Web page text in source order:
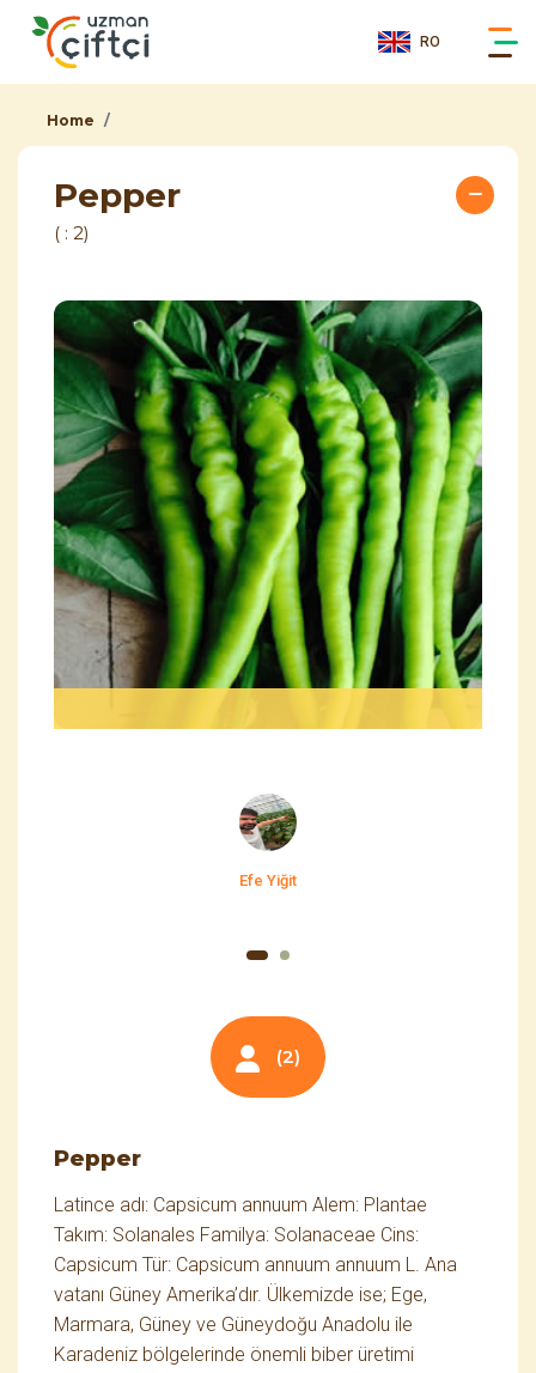
RO
Home
Pepper
( : 2)
Efe Yiğit
(2)
Pepper
Latince adı: Capsicum annuum Alem: Plantae
Takım: Solanales Familya: Solanaceae Cins:
Capsicum Tür: Capsicum annuum annuum L. Ana
vatanı Güney Amerika’dır. Ülkemizde ise; Ege,
Marmara, Güney ve Güneydoğu Anadolu ile
Karadeniz bölgelerinde önemli biber üretimi